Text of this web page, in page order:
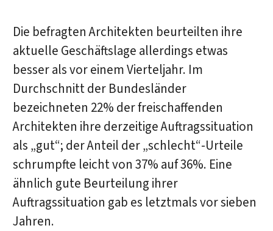
Die befragten Architekten beurteilten ihre
aktuelle Geschäftslage allerdings etwas
besser als vor einem Vierteljahr. Im
Durchschnitt der Bundesländer
bezeichneten 22% der freischaffenden
Architekten ihre derzeitige Auftragssituation
als „gut“; der Anteil der „schlecht“-Urteile
schrumpfte leicht von 37% auf 36%. Eine
ähnlich gute Beurteilung ihrer
Auftragssituation gab es letztmals vor sieben
Jahren.